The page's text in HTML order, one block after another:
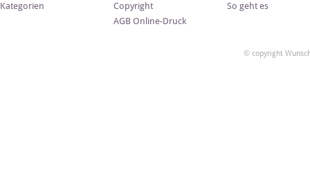
Kategorien
Copyright
AGB Online-Druck
So geht es
© copyright